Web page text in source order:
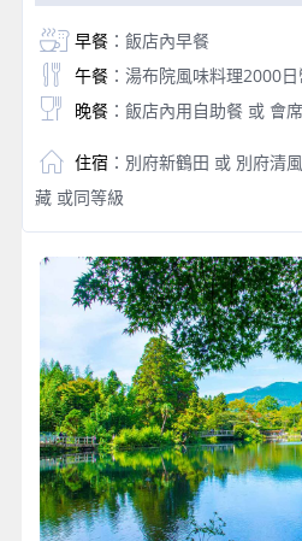
早餐：飯店內早餐
午餐：湯布院風味料理2000
晚餐：飯店內用自助餐 或 會
住宿 ：別府新鶴田 或 別府清
藏 或同等級